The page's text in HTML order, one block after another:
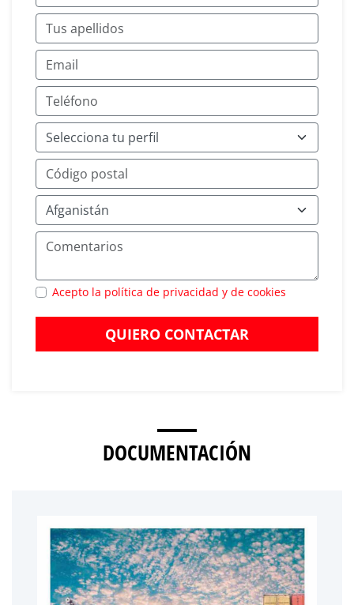
Acepto la política de privacidad y de cookies
QUIERO CONTACTAR
DOCUMENTACIÓN